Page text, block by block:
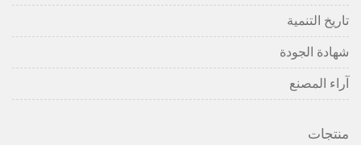
تاريخ التنمية
شهادة الجودة
آراء المصنع
منتجات